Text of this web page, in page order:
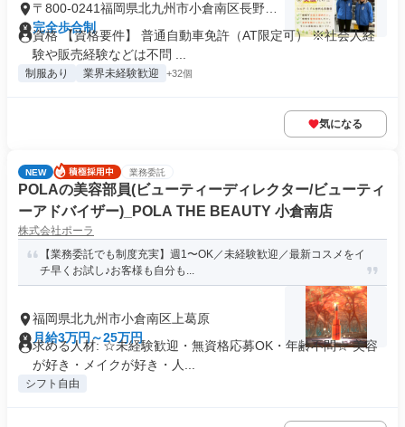
〒800-0241福岡県北九州市小倉南区長野本
町
完全歩合制
資格 【資格要件】 普通自動車免許（AT限定可） ※社会人経
験や販売経験などは不問 ...
制服あり 業界未経験歓迎 +32個
気になる
NEW 業務委託
POLAの美容部員(ビューティーディレクター/ビューティ
ーアドバイザー)_POLA THE BEAUTY 小倉南店
株式会社ポーラ
【業務委託でも制度充実】週1〜OK／未経験歓迎／最新コスメをイ
チ早くお試し♪お客様も自分も...
福岡県北九州市小倉南区上葛原
月給3万円～25万円
求める人材: ☆未経験歓迎・無資格応募OK・年齢不問☆ 美容
が好き・メイクが好き・人...
シフト自由